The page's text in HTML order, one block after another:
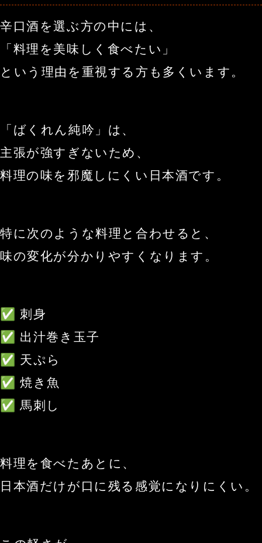
辛口酒を選ぶ方の中には、
「料理を美味しく食べたい」
という理由を重視する方も多くいます。
「ばくれん純吟」は、
主張が強すぎないため、
料理の味を邪魔しにくい日本酒です。
特に次のような料理と合わせると、
味の変化が分かりやすくなります。
✅ 刺身
✅ 出汁巻き玉子
✅ 天ぷら
✅ 焼き魚
✅ 馬刺し
料理を食べたあとに、
日本酒だけが口に残る感覚になりにくい。